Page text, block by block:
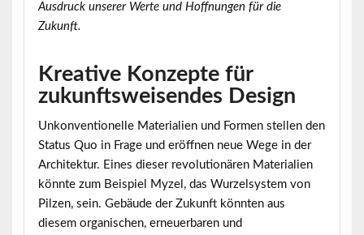
Ausdruck unserer Werte und Hoffnungen für die
Zukunft.
Kreative Konzepte für
zukunftsweisendes Design
Unkonventionelle Materialien und Formen stellen den
Status Quo in Frage und eröffnen neue Wege in der
Architektur. Eines dieser revolutionären Materialien
könnte zum Beispiel Myzel, das Wurzelsystem von
Pilzen, sein. Gebäude der Zukunft könnten aus
diesem organischen, erneuerbaren und